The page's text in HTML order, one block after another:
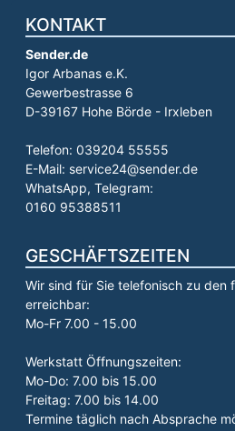
KONTAKT
Sender.de
Igor Arbanas e.K.
Gewerbestrasse 6
D-39167 Hohe Börde - Irxleben
Telefon: 039204 55555
E-Mail: service24@sender.de
WhatsApp, Telegram:
0160 95388511
GESCHÄFTSZEITEN
Wir sind für Sie telefonisch zu den
erreichbar:
Mo-Fr 7.00 - 15.00
Werkstatt Öffnungszeiten:
Mo-Do: 7.00 bis 15.00
Freitag: 7.00 bis 14.00
Termine täglich nach Absprache